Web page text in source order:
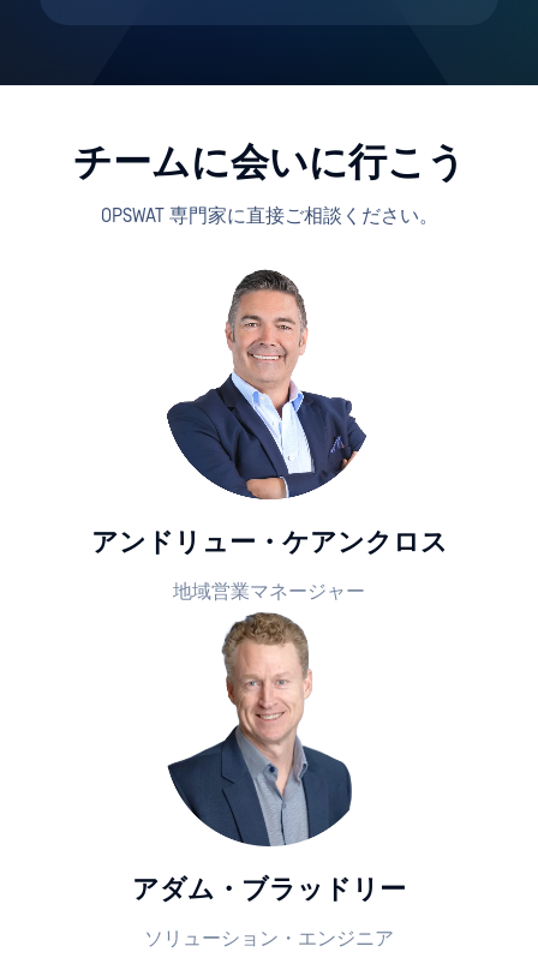
チームに会いに行こう
OPSWAT 専門家に直接ご相談ください。
アンドリュー・ケアンクロス
地域営業マネージャー
アダム・ブラッドリー
ソリューション・エンジニア